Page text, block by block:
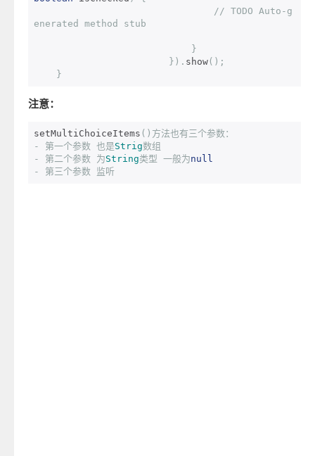
// TODO Auto-g
enerated method stub
}
}). show();
}
注意：
setMultiChoiceItems ()方法也有三个参数：
-
第一个参数 也是Strig数组
-
第二个参数 为String类型 一般为null
-
第三个参数 监听